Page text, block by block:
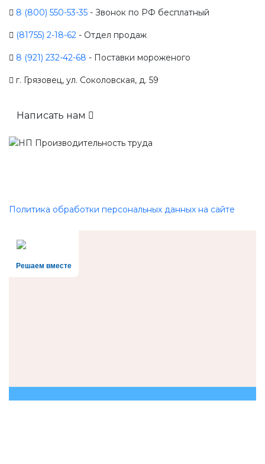
8 (800) 550-53-35 - Звонок по РФ бесплатный
(81755) 2-18-62 - Отдел продаж
8 (921) 232-42-68 - Поставки мороженого
г. Грязовец, ул. Соколовская, д. 59
Написать нам
Политика обработки персональных данных на сайте
Решаем вместе